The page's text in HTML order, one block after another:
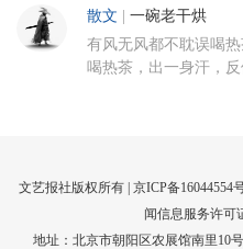
散文 一碗老干烘
有风无风都不耽误喝
喝热茶，出一身汗，反
文艺报社版权所有 | 京ICP备16044554
闻信息服务许可
地址：北京市朝阳区农展馆南里10